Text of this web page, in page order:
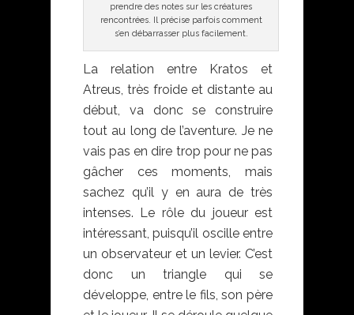
prendre des notes sur les créatures
rencontrées. Il précise parfois comment
s’en débarrasser plus facilement.
La relation entre Kratos et
Atreus, très froide et distante au
début, va donc se construire
tout au long de l’aventure. Je ne
vais pas en dire trop pour ne pas
gâcher ces moments, mais
sachez qu’il y en aura de très
intenses. Le rôle du joueur est
intéressant, puisqu’il oscille entre
un observateur et un levier. C’est
donc un triangle qui se
développe, entre le fils, son père